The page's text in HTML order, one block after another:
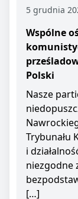
5 grudnia
Wspólne
Polski
Nasze
Trybunału
i
niezgodne
[…]